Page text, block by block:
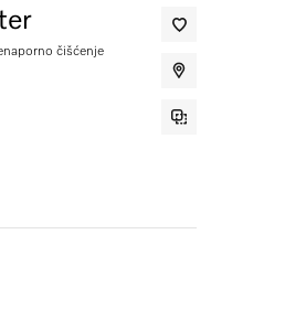
čišćenje